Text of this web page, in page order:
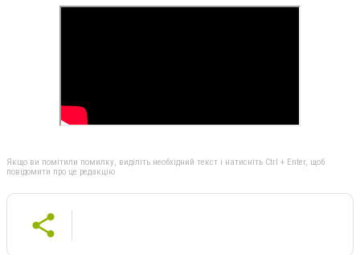
Якщо ви помітили помилку, виділіть необхідний текст і натисніть Ctrl + Enter, щоб
повідомити про це редакцію